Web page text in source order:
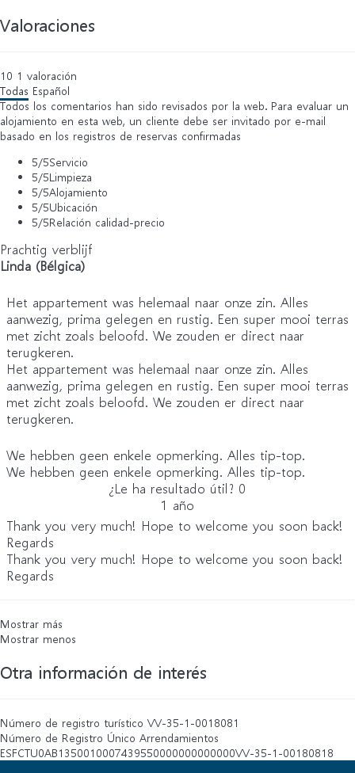
Valoraciones
10 1 valoración
Todas Español
Todos los comentarios han sido revisados por la web. Para evaluar un
alojamiento en esta web, un cliente debe ser invitado por e-mail
basado en los registros de reservas confirmadas
5/5Servicio
5/5Limpieza
5/5Alojamiento
5/5Ubicación
5/5Relación calidad-precio
Prachtig verblijf
Linda (Bélgica)
Het appartement was helemaal naar onze zin. Alles
aanwezig, prima gelegen en rustig. Een super mooi terras
met zicht zoals beloofd. We zouden er direct naar
terugkeren.
Het appartement was helemaal naar onze zin. Alles
aanwezig, prima gelegen en rustig. Een super mooi terras
met zicht zoals beloofd. We zouden er direct naar
terugkeren.
We hebben geen enkele opmerking. Alles tip-top.
We hebben geen enkele opmerking. Alles tip-top.
¿Le ha resultado útil? 0
1 año
Thank you very much! Hope to welcome you soon back!
Regards
Thank you very much! Hope to welcome you soon back!
Regards
Mostrar más
Mostrar menos
Otra información de interés
Número de registro turístico VV-35-1-0018081
Número de Registro Único Arrendamientos
ESFCTU0AB1350010007439550000000000000VV-35-1-00180818